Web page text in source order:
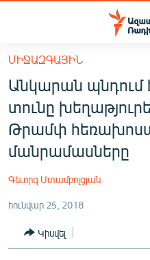
Մատչելիության
հիմնական
բովանդակությանը
հիմնական
մենյուին
Որոնում
ՀԱՅԱՍՏԱՆ
ՔԱՂԱՔԱԿԱՆ
ԸՆՏՐՈՒԹՅՈՒՆՆԵՐ 2026
ՄԻՋԱԶԳԱՅԻՆ
Անկարան
տունը
Թրամփ
մանրամասները
Գեւորգ Ստամբոլցյան
հունվար 25, 2018
Կիսվել